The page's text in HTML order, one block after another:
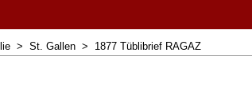
> St. Gallen > 1877 Tüblibrief RAGAZ